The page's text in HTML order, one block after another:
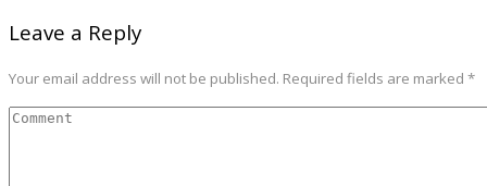
Leave a Reply
Your email address will not be published. Required fields are marked *